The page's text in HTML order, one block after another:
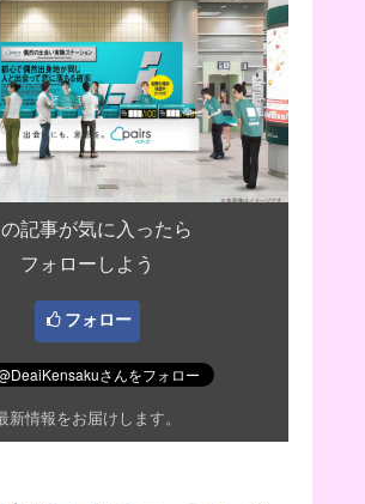
記事が気に入ったら
フォローしよう
フォロー
新情報をお届けします。